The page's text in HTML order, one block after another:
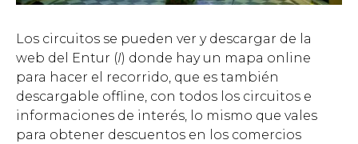
Los circuitos se pueden ver y descargar de la
web del Entur (I) donde hay un mapa online
para hacer el recorrido, que es también
descargable offline, con todos los circuitos e
informaciones de interés, lo mismo que vales
para obtener descuentos en los comercios